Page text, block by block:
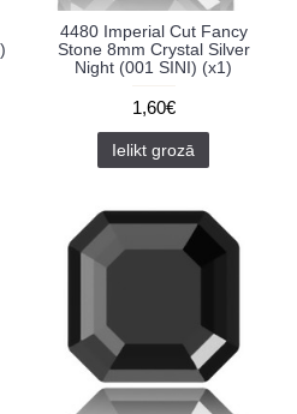
4480 Imperial Cut Fancy
Stone 8mm Crystal Silver
Night (001 SINI) (x1)
1,60€
Ielikt grozā